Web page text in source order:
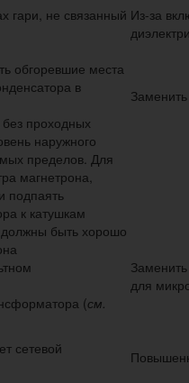
гари, не связанный Из-за
обгоревшие места
в
проходных
наружного
пределов. Для
магнетрона,
подпаять
к катушкам
быть хорошо
для
(см.
сетевой